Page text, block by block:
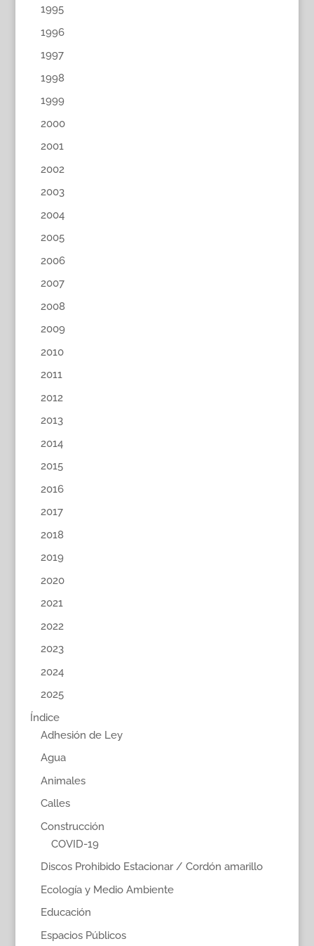
1995
1996
1997
1998
1999
2000
2001
2002
2003
2004
2005
2006
2007
2008
2009
2010
2011
2012
2013
2014
2015
2016
2017
2018
2019
2020
2021
2022
2023
2024
2025
Índice
Adhesión de Ley
Agua
Animales
Calles
Construcción
COVID-19
Discos Prohibido Estacionar / Cordón amarillo
Ecología y Medio Ambiente
Educación
Espacios Públicos